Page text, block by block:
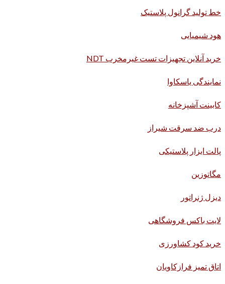
خط تولید گرانول پلاستیک
هود شیمیایی
خرید آنلاین تجهیزات تست غیرمخرب NDT
نمایندگی یاسکاوا
کابینت آشپزخانه
درب ضد سرقت شیراز
پالت ابزار پلاستیکی
مگاتوزین
دیزل ژنراتور
لایت باکس فروشگاهی
خرید کود کشاورزی
اتاق تمیز فرازکاویان